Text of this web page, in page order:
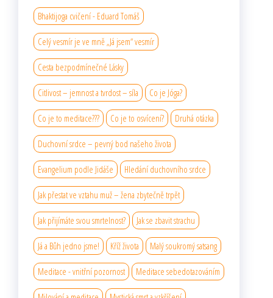
Bhaktijoga cvičení - Eduard Tomáš
Celý vesmír je ve mně „Já jsem“ vesmír
Cesta bezpodmínečné Lásky
Citlivost – jemnost a tvrdost – síla Co je Jóga?
Co je to meditace??? Co je to osvícení? Druhá otázka
Duchovní srdce – pevný bod našeho života
Evangelium podle Jidáše Hledání duchovního srdce
Jak přestat ve vztahu muž – žena zbytečně trpět
Jak přijímáte svou smrtelnost? Jak se zbavit strachu
Já a Bůh jedno jsme! Kříž života Malý soukromý satsang
Meditace - vnitřní pozornost Meditace sebedotazováním